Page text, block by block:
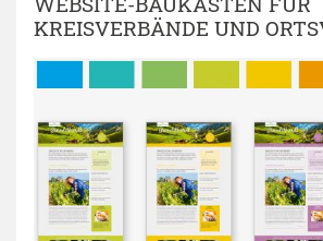
KREISVERBÄNDE UND